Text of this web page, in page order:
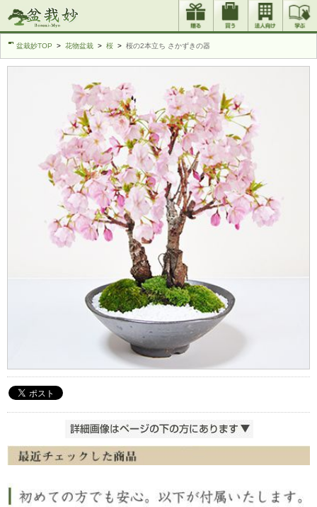
盆栽妙TOP 花物盆栽 桜 桜の2本立ち さかずきの器